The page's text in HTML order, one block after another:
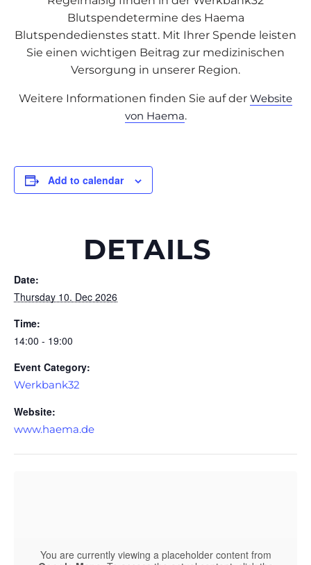
Blutspendetermine des Haema
Blutspendedienstes statt. Mit Ihrer Spende leisten
Sie einen wichtigen Beitrag zur medizinischen
Versorgung in unserer Region.
Weitere Informationen finden Sie auf der Website
von Haema.
Add to calendar
DETAILS
Date:
Thursday 10. Dec 2026
Time:
14:00 - 19:00
Event Category:
Werkbank32
Website:
www.haema.de
You are currently viewing a placeholder content from